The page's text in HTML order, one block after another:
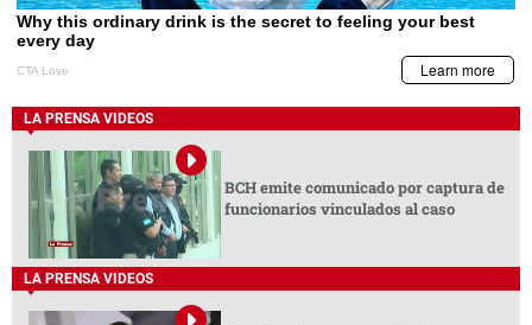
LA PRENSA VIDEOS
BCH emite comunicado por captura de
funcionarios vinculados al caso
LA PRENSA VIDEOS